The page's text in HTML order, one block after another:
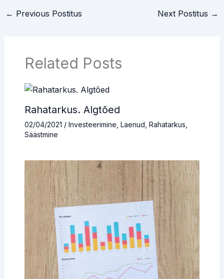
← Previous Postitus Next Postitus →
Related Posts
Rahatarkus. Algtõed
02/04/2021 / Investeerimine Laenud Rahatarkus
Säästmine